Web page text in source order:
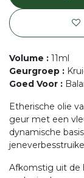
Volume : 11ml
Geurgroep :
Goed Voor :
Etherische olie
geur met een
dynamische
Afkomstig uit de